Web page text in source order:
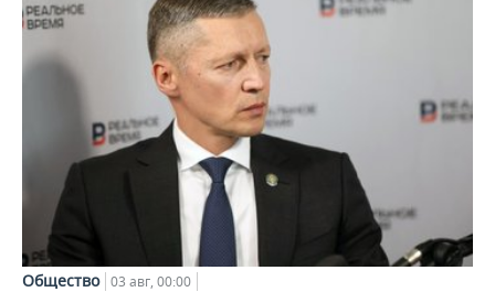
Общество 03 авг, 00:00